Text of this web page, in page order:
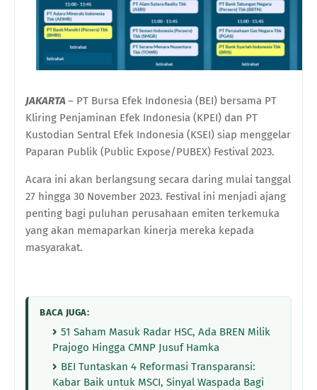
JAKARTA– PT Bursa Efek Indonesia (BEI) bersama PT
Kliring Penjaminan Efek Indonesia (KPEI) dan PT
Kustodian Sentral Efek Indonesia (KSEI) siap menggelar
Paparan Publik (Public Expose/PUBEX) Festival 2023.
Acara ini akan berlangsung secara daring mulai tanggal
27 hingga 30 November 2023. Festival ini menjadi ajang
penting bagi puluhan perusahaan emiten terkemuka
yang akan memaparkan kinerja mereka kepada
masyarakat.
BACA JUGA:
51 Saham Masuk Radar HSC, Ada BREN Milik
Prajogo Hingga CMNP Jusuf Hamka
BEI Tuntaskan 4 Reformasi Transparansi:
Kabar Baik untuk MSCI, Sinyal Waspada Bagi